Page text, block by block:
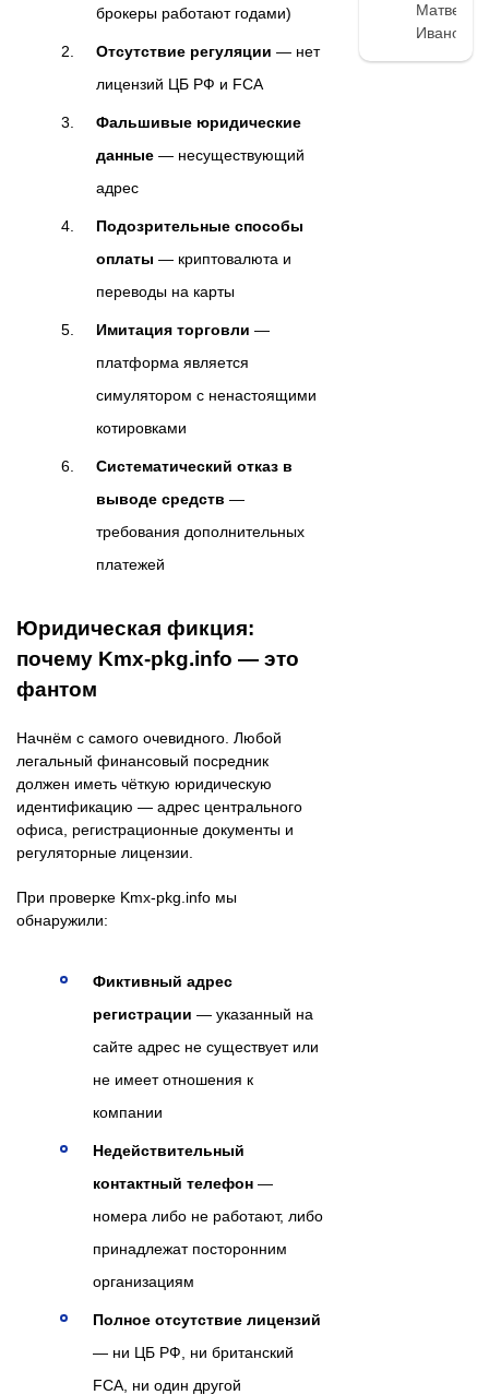
брокеры работают годами)
Отсутствие регуляции — нет
лицензий ЦБ РФ и FCA
Фальшивые юридические
данные — несуществующий
адрес
Подозрительные способы
оплаты — криптовалюта и
переводы на карты
Имитация торговли —
платформа является
симулятором с ненастоящими
котировками
Систематический отказ в
выводе средств —
требования дополнительных
платежей
Юридическая фикция:
почему Kmx-pkg.info — это
фантом
Начнём с самого очевидного. Любой
легальный финансовый посредник
должен иметь чёткую юридическую
идентификацию — адрес центрального
офиса, регистрационные документы и
регуляторные лицензии.
При проверке Kmx-pkg.info мы
обнаружили:
Фиктивный адрес
регистрации — указанный на
сайте адрес не существует или
не имеет отношения к
компании
Недействительный
контактный телефон —
номера либо не работают, либо
принадлежат посторонним
организациям
Полное отсутствие лицензий
— ни ЦБ РФ, ни британский
FCA, ни один другой
Матвей
Иванов